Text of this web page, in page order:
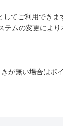
してご利用できま
ムの変更により
が無い場合はポ